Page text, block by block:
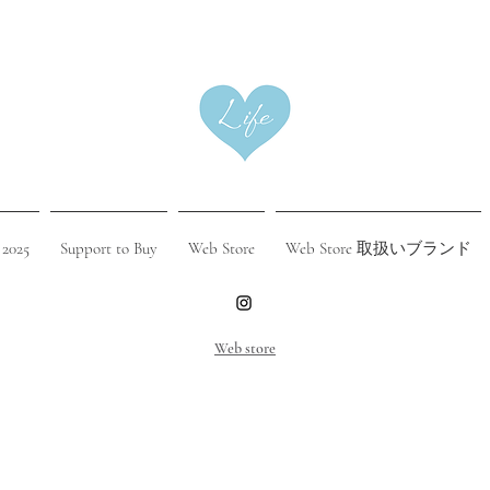
Support to Buy Web Store Web Store 取扱いブランド
​Web store